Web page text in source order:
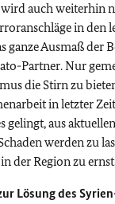
auch weiterhin
in den
ganze Ausmaß der
Partner. Nur
die Stirn zu
in letzter
gelingt, aus
werden zu
der Region zu
Lösung des